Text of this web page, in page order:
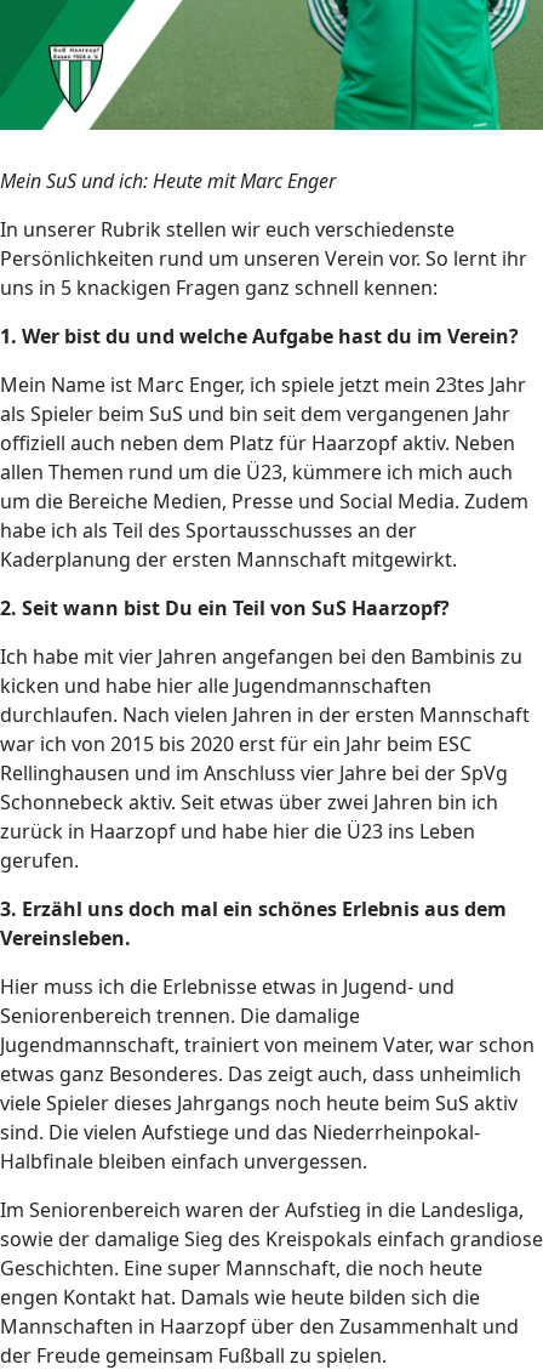
Mein SuS und ich: Heutemit Marc Enger
In unserer Rubrik stellen wir euch verschiedenste
Persönlichkeiten rund um unseren Verein vor. So lernt ihr
uns in 5 knackigen Fragen ganz schnell kennen:
1. Wer bist du und welche Aufgabe hast du im Verein?
Mein Name ist Marc Enger, ich spiele jetzt mein 23tes Jahr
als Spieler beim SuS und bin seit dem vergangenen Jahr
offiziell auch neben dem Platz für Haarzopf aktiv. Neben
allen Themen rund um die Ü23, kümmere ich mich auch
um die Bereiche Medien, Presse und Social Media. Zudem
habe ich als Teil des Sportausschusses an der
Kaderplanung der ersten Mannschaft mitgewirkt.
2. Seit wann bist Du ein Teil von SuS Haarzopf?
Ich habe mit vier Jahren angefangen bei den Bambinis zu
kicken und habe hier alle Jugendmannschaften
durchlaufen. Nach vielen Jahren in der ersten Mannschaft
war ich von 2015 bis 2020 erst für ein Jahr beim ESC
Rellinghausen und im Anschluss vier Jahre bei der SpVg
Schonnebeck aktiv. Seit etwas über zwei Jahren bin ich
zurück in Haarzopf und habe hier die Ü23 ins Leben
gerufen.
3. Erzähl uns doch mal ein schönes Erlebnis aus dem
Vereinsleben.
Hier muss ich die Erlebnisse etwas in Jugend- und
Seniorenbereich trennen. Die damalige
Jugendmannschaft, trainiert von meinem Vater, war schon
etwas ganz Besonderes. Das zeigt auch, dass unheimlich
viele Spieler dieses Jahrgangs noch heute beim SuS aktiv
sind. Die vielen Aufstiege und das Niederrheinpokal-
Halbfinale bleiben einfach unvergessen.
Im Seniorenbereich waren der Aufstieg in die Landesliga,
sowie der damalige Sieg des Kreispokals einfach grandiose
Geschichten. Eine super Mannschaft, die noch heute
engen Kontakt hat. Damals wie heute bilden sich die
Mannschaften in Haarzopf über den Zusammenhalt und
der Freude gemeinsam Fußball zu spielen.